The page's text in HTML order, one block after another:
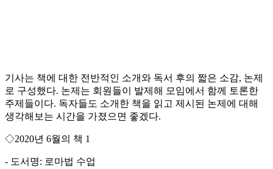
기사는 책에 대한 전반적인 소개와 독서 후의 짧은 소감, 논제
로 구성했다. 논제는 회원들이 발제해 모임에서 함께 토론한
주제들이다. 독자들도 소개한 책을 읽고 제시된 논제에 대해
생각해보는 시간을 가졌으면 좋겠다.
◇2020년 6월의 책 1
- 도서명: 로마법 수업